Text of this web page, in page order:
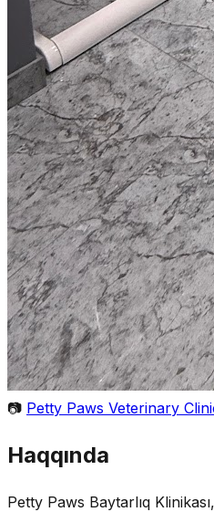
📷 Petty Paws Veterinary
Haqqında
Petty Paws Baytarlıq